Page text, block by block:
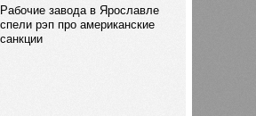
Рабочие завода в Ярославле
спели рэп про американские
санкции